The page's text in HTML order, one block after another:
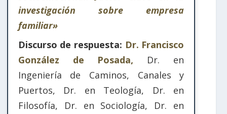
investigación sobre empresa
familiar»
Discurso de respuesta: Dr. Francisco
González de Posada, Dr. en
Ingeniería de Caminos, Canales y
Puertos, Dr. en Teología, Dr. en
Filosofía, Dr. en Sociología, Dr. en